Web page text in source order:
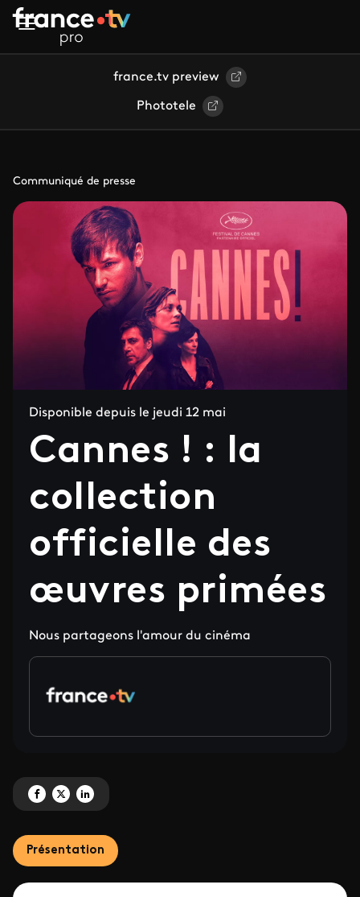
Aller au contenu principal
france.tv preview
Phototele
Communiqué de presse
Disponible depuis le jeudi 12 mai
Cannes ! : la
collection
officielle des
œuvres primées
Nous partageons l'amour du cinéma
Partagez 'Cannes ! : la collection officielle des œuvres primées' sur
Partagez 'Cannes ! : la collection officielle des œuvres primées' sur X
Partagez 'Cannes ! : la collection officielle des œuvres primées'
Présentation